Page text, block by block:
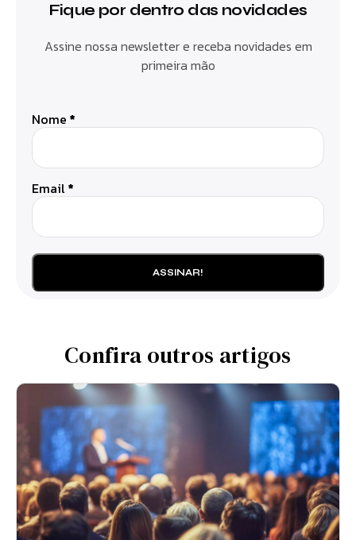
Fique por dentro das novidades
Assine nossa newsletter e receba novidades em
primeira mão
Nome *
Email*
Confira outros artigos